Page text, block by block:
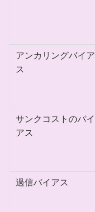
アンカリングバイア
ス
サンクコストのバイ
アス
過信バイアス